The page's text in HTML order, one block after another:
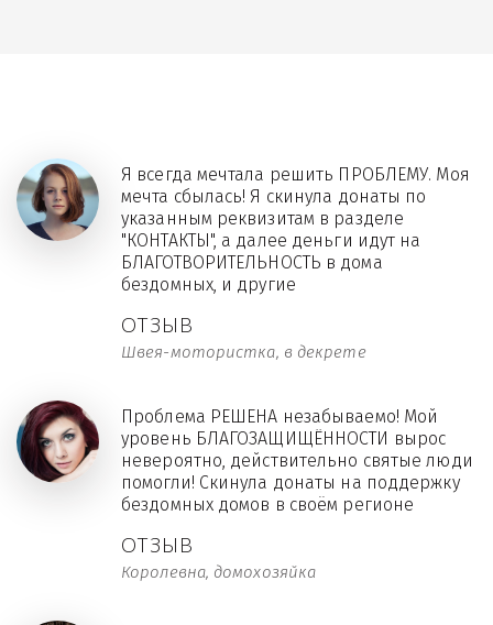
ОТЗЫВ
Швея-мотористка, в декрете
Я всегда мечтала решить ПРОБЛЕМУ. Моя
мечта сбылась! Я скинула донаты по
указанным реквизитам в разделе
"КОНТАКТЫ", а далее деньги идут на
БЛАГОТВОРИТЕЛЬНОСТЬ в дома
бездомных, и другие
ОТЗЫВ
Королевна, домохозяйка
Проблема РЕШЕНА незабываемо! Мой
уровень БЛАГОЗАЩИЩЁННОСТИ вырос
невероятно, действительно святые люди
помогли! Скинула донаты на поддержку
бездомных домов в своём регионе